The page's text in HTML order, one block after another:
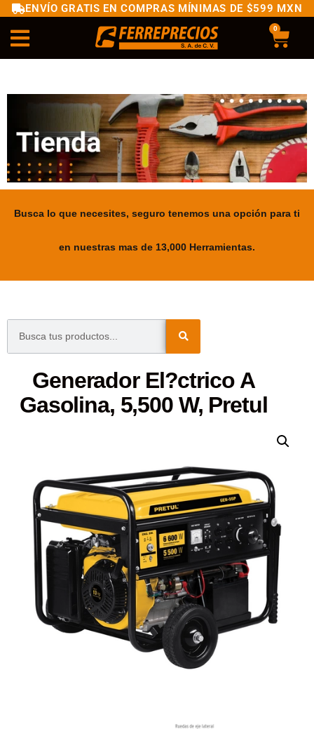
ENVÍO GRATIS EN COMPRAS MÍNIMAS DE $599 MXN
0
Busca lo que necesites, seguro tenemos una opción para ti
en nuestras mas de 13,000 Herramientas.
Generador El?ctrico A
Gasolina, 5,500 W, Pretul